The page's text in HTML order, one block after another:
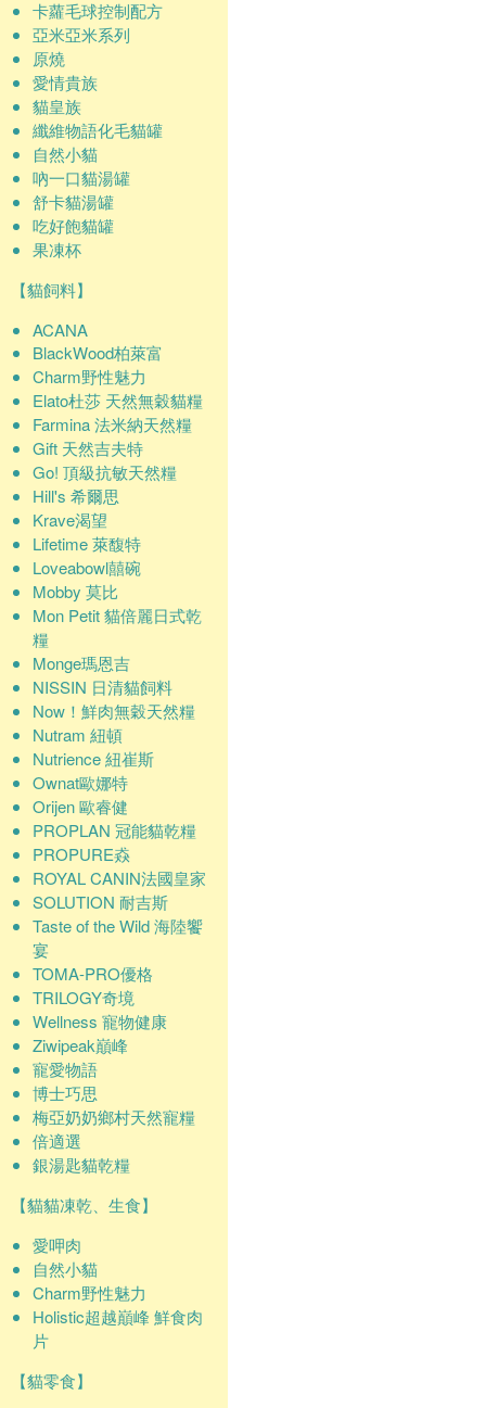
卡蘿毛球控制配方
亞米亞米系列
原燒
愛情貴族
貓皇族
纖維物語化毛貓罐
自然小貓
吶一口貓湯罐
舒卡貓湯罐
吃好飽貓罐
果凍杯
【貓飼料】
ACANA
BlackWood柏萊富
Charm野性魅力
Elato杜莎 天然無穀貓糧
Farmina 法米納天然糧
Gift 天然吉夫特
Go! 頂級抗敏天然糧
Hill's 希爾思
Krave渴望
Lifetime 萊馥特
Loveabowl囍碗
Mobby 莫比
Mon Petit 貓倍麗日式乾
糧
Monge瑪恩吉
NISSIN 日清貓飼料
Now！鮮肉無穀天然糧
Nutram 紐頓
Nutrience 紐崔斯
Ownat歐娜特
Orijen 歐睿健
PROPLAN 冠能貓乾糧
PROPURE猋
ROYAL CANIN法國皇家
SOLUTION 耐吉斯
Taste of the Wild 海陸饗
宴
TOMA-PRO優格
TRILOGY奇境
Wellness 寵物健康
Ziwipeak巔峰
寵愛物語
博士巧思
梅亞奶奶鄉村天然寵糧
倍適選
銀湯匙貓乾糧
【貓貓凍乾、生食】
愛呷肉
自然小貓
Charm野性魅力
Holistic超越巔峰 鮮食肉
片
【貓零食】